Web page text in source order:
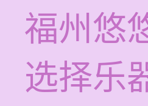
福州悠
选择乐